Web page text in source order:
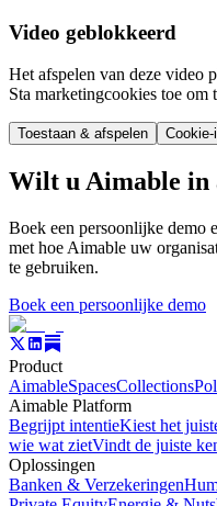
Video geblokkeerd
Het afspelen van deze video
Sta marketingcookies toe om
Toestaan & afspelen
Wilt u Aimable in
Boek een persoonlijke demo
met hoe Aimable uw
te gebruiken.
Boek een persoonlijke demo
Product
AimableSpacesCollections
Aimable Platform
Begrijpt intentieKiest het
wie wat zietVindt de juiste
Oplossingen
Banken & Verzekeringen